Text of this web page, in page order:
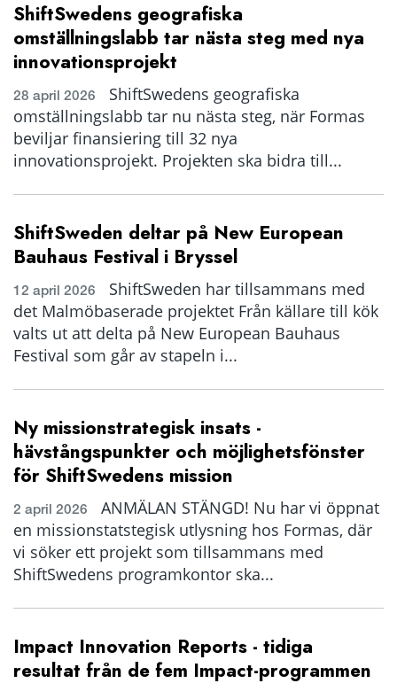
ShiftSwedens geografiska
omställningslabb tar nästa steg med nya
innovationsprojekt
28 april 2026
ShiftSwedens geografiska
omställningslabb tar nu nästa steg, när Formas
beviljar finansiering till 32 nya
innovationsprojekt. Projekten ska bidra till...
ShiftSweden deltar på New European
Bauhaus Festival i Bryssel
12 april 2026
ShiftSweden har tillsammans med
det Malmöbaserade projektet Från källare till kök
valts ut att delta på New European Bauhaus
Festival som går av stapeln i...
Ny missionstrategisk insats -
hävstångspunkter och möjlighetsfönster
för ShiftSwedens mission
2 april 2026
ANMÄLAN STÄNGD! Nu har vi öppnat
en missionstatstegisk utlysning hos Formas, där
vi söker ett projekt som tillsammans med
ShiftSwedens programkontor ska...
Impact Innovation Reports - tidiga
resultat från de fem Impact-programmen